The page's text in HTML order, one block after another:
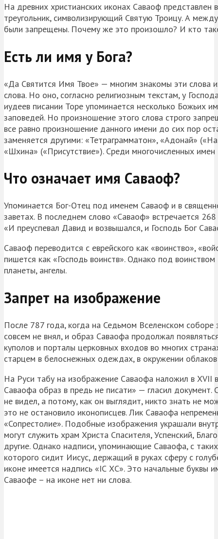
На древних христианских иконах Саваоф представлен
треугольник, символизирующий Святую Троицу. А
были запрещены. Почему же это произошло? И кто
Есть ли имя у Бога?
«Да Святится Имя Твое» — многим знакомы эти слова
слова. Но оно, согласно религиозным текстам, у
иудеев писании Торе упоминается несколько Божьих
заповедей. Но произношение этого слова строго
все равно произношение данного имени до сих пор
заменяется другими: «Тетраграмматон», «Адонай»
«Шхина» («Присутствие»). Среди многочисленных
Что означает имя Саваоф?
Упоминается Бог-Отец под именем Саваоф и в
заветах. В последнем слово «Саваоф» встречается
«И преуспевал Давид и возвышался, и Господь Бог
Саваоф переводится с еврейского как «воинство»,
пишется как «Господь воинств». Однако под
планеты, ангелы.
Запрет на изображение
После 787 года, когда на Седьмом Вселенском
совсем не внял, и образ Саваофа продолжал
куполов и порталы церковных входов во многих
старцем в белоснежных одеждах, в окружении
На Руси табу на изображение Саваофа наложил в
Саваофа образ в предь не писати» — гласил
не видел, а потому, как он выглядит, никто знать не
это не остановило иконописцев. Лик Саваофа
«Сопрестолие». Подобные изображения украшали
могут служить храм Христа Спасителя, Успенский,
другие. Однако надписи, упоминающие Саваофа, с
которого сидит Иисус, держащий в руках сферу с
иконе имеется надпись «IС ХС». Это начальные буквы
Саваофе – на иконе нет ни слова.